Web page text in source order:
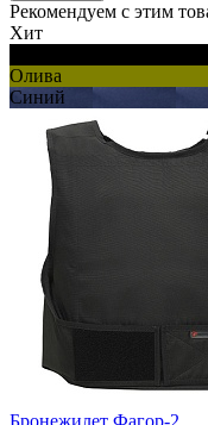
Рекомендуем с этим
Хит
Олива
Синий